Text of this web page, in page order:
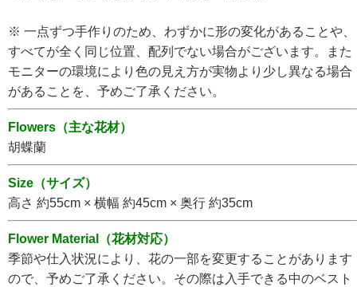
※ 一点ずつ手作りのため、わずかに形の変化があることや、
すべてが全く同じ位置、配列でない場合がございます。また
モニターの環境により色の見え方が実物より少し異なる場合
があることを、予めご了承ください。
Flowers（主な花材）
胡蝶蘭
Size（サイズ）
高さ 約55cm × 横幅 約45cm × 奥行 約35cm
Flower Material（花材対応）
季節や仕入状況により、花の一部を変更することがあります
ので、予めご了承ください。その際は入手できる中のベスト